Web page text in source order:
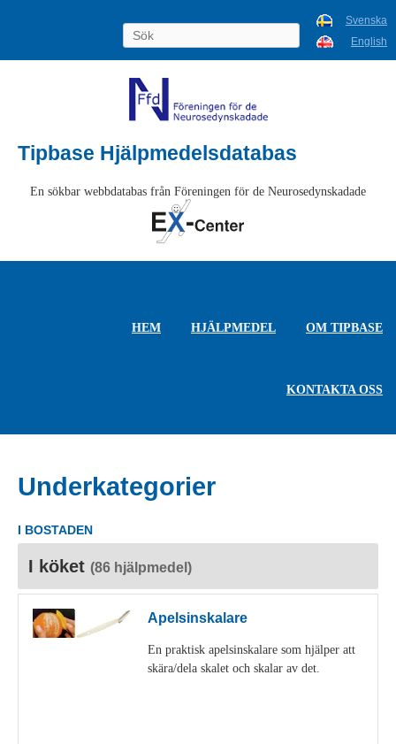
Svenska
English
Tipbase Hjälpmedelsdatabas
En sökbar webbdatabas från Föreningen för de Neurosedynskadade
HEM HJÄLPMEDEL OM TIPBASE
KONTAKTA OSS
Underkategorier
I BOSTADEN
I köket (86 hjälpmedel)
Apelsinskalare
En praktisk apelsinskalare som hjälper att
skära/dela skalet och skalar av det.